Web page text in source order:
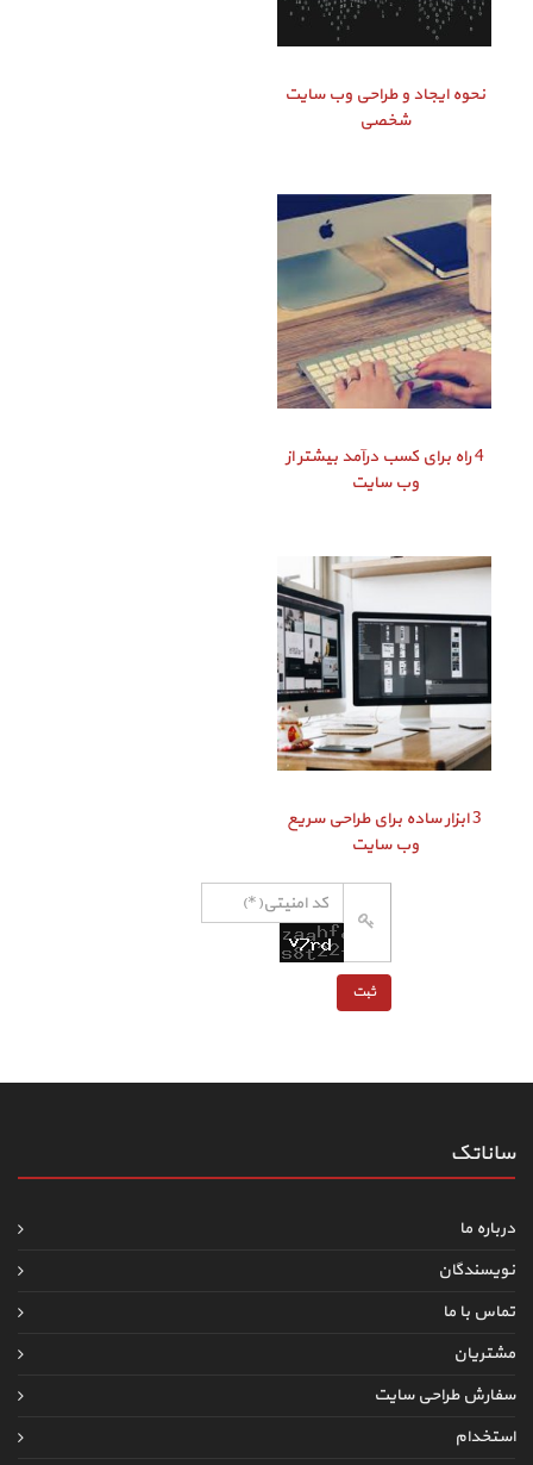
نحوه ایجاد و طراحی وب سایت
شخصی
4 راه برای کسب درآمد بیشتر از
وب سایت
3 ابزار ساده برای طراحی سریع
وب سایت
ساناتک
درباره ما
نویسندگان
تماس با ما
مشتریان
سفارش طراحی سایت
استخدام